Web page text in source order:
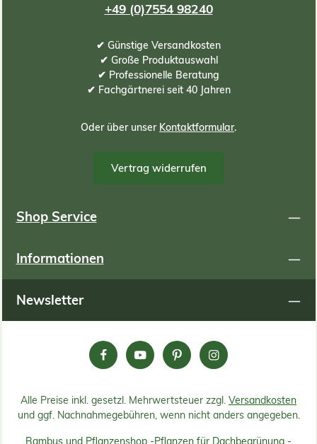
+49 (0)7554 98240
✔ Günstige Versandkosten
✔ Große Produktauswahl
✔ Professionelle Beratung
✔ Fachgärtnerei seit 40 Jahren
Oder über unser Kontaktformular.
Vertrag widerrufen
Shop Service
Informationen
Newsletter
Alle Preise inkl. gesetzl. Mehrwertsteuer zzgl. Versandkosten
und ggf. Nachnahmegebühren, wenn nicht anders angegeben.
Bambus und Pflanzenshop -Pflanzen für Dachbegrünung -